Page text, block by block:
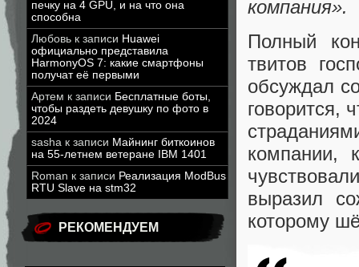
печку на 4 GPU, и на что она
способна
Любовь к записи Huawei
официально представила
HarmonyOS 7: какие смартфоны
получат её первыми
Артем к записи Бесплатные боты,
чтобы раздеть девушку по фото в
2024
sasha к записи Майнинг биткоинов
на 55-летнем ветеране IBM 1401
Roman к записи Реализация ModBus
RTU Slave на stm32
РЕКОМЕНДУЕМ
компания».
Полный
твитов
обсуждал
говорится,
компании,
выразил
которому